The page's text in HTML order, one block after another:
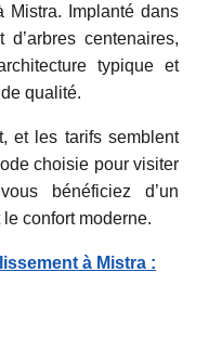
Implanté dans
centenaires,
typique et
qualité.
et les tarifs semblent
choisie pour visiter
bénéficiez d’un
confort moderne.
à Mistra :